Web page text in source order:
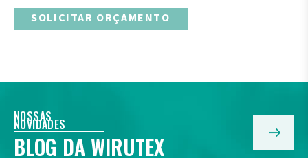
SOLICITAR ORÇAMENTO
NOSSAS
NOVIDADES
BLOG DA WIRUTEX